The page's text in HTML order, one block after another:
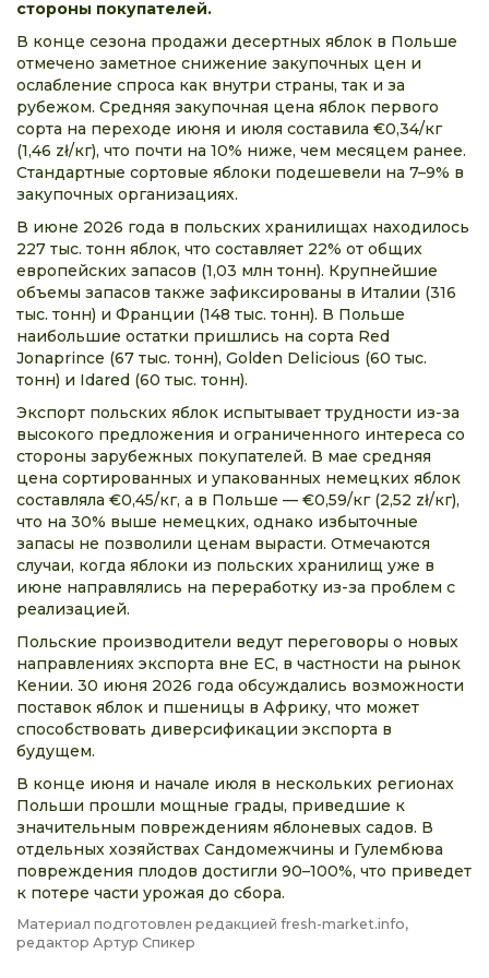
стороны покупателей.
В конце сезона продажи десертных яблок в Польше
отмечено заметное снижение закупочных цен и
ослабление спроса как внутри страны, так и за
рубежом. Средняя закупочная цена яблок первого
сорта на переходе июня и июля составила €0,34/кг
(1,46 zł/кг), что почти на 10% ниже, чем месяцем ранее.
Стандартные сортовые яблоки подешевели на 7–9% в
закупочных организациях.
В июне 2026 года в польских хранилищах находилось
227 тыс. тонн яблок, что составляет 22% от общих
европейских запасов (1,03 млн тонн). Крупнейшие
объемы запасов также зафиксированы в Италии (316
тыс. тонн) и Франции (148 тыс. тонн). В Польше
наибольшие остатки пришлись на сорта Red
Jonaprince (67 тыс. тонн), Golden Delicious (60 тыс.
тонн) и Idared (60 тыс. тонн).
Экспорт польских яблок испытывает трудности из-за
высокого предложения и ограниченного интереса со
стороны зарубежных покупателей. В мае средняя
цена сортированных и упакованных немецких яблок
составляла €0,45/кг, а в Польше — €0,59/кг (2,52 zł/кг),
что на 30% выше немецких, однако избыточные
запасы не позволили ценам вырасти. Отмечаются
случаи, когда яблоки из польских хранилищ уже в
июне направлялись на переработку из-за проблем с
реализацией.
Польские производители ведут переговоры о новых
направлениях экспорта вне ЕС, в частности на рынок
Кении. 30 июня 2026 года обсуждались возможности
поставок яблок и пшеницы в Африку, что может
способствовать диверсификации экспорта в
будущем.
В конце июня и начале июля в нескольких регионах
Польши прошли мощные грады, приведшие к
значительным повреждениям яблоневых садов. В
отдельных хозяйствах Сандомежчины и Гулембюва
повреждения плодов достигли 90–100%, что приведет
к потере части урожая до сбора.
Материал подготовлен редакцией fresh-market.info,
редактор Артур Спикер